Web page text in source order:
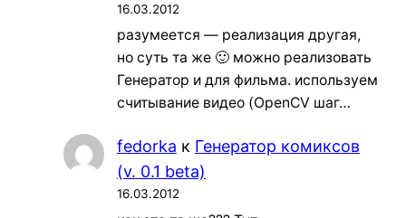
16.03.2012
разумеется — реализация другая,
но суть та же 🙂 можно реализовать
Генератор и для фильма. используем
считывание видео (OpenCV шаг…
fedorka к Генератор комиксов
(v. 0.1 beta)
16.03.2012